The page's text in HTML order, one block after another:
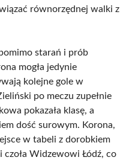
równorzędnej walki z
starań i prób
mogła jedynie
kolejne gole w
po meczu zupełnie
pokazała klasę, a
dość surowym. Korona,
w tabeli z dorobkiem
Widzewowi Łódź, co